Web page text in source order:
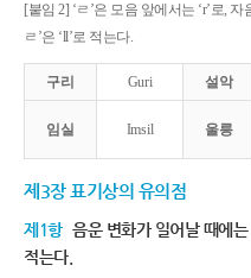
[붙임 2] ‘ㄹ’은 모음 앞에서는 ‘r’로,
ㄹ’은 ‘ll’로 적는다.
구리 Guri 설악
임실 Imsil 울릉
제3장 표기상의 유의점
제1항 음운 변화가 일어날 때에
적는다.